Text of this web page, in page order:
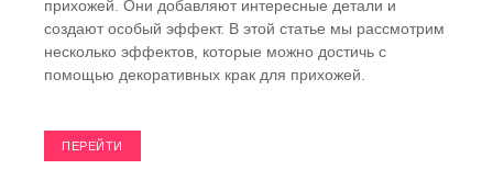
прихожей. Они добавляют интересные детали и
создают особый эффект. В этой статье мы рассмотрим
несколько эффектов, которые можно достичь с
помощью декоративных крак для прихожей.
ПЕРЕЙТИ